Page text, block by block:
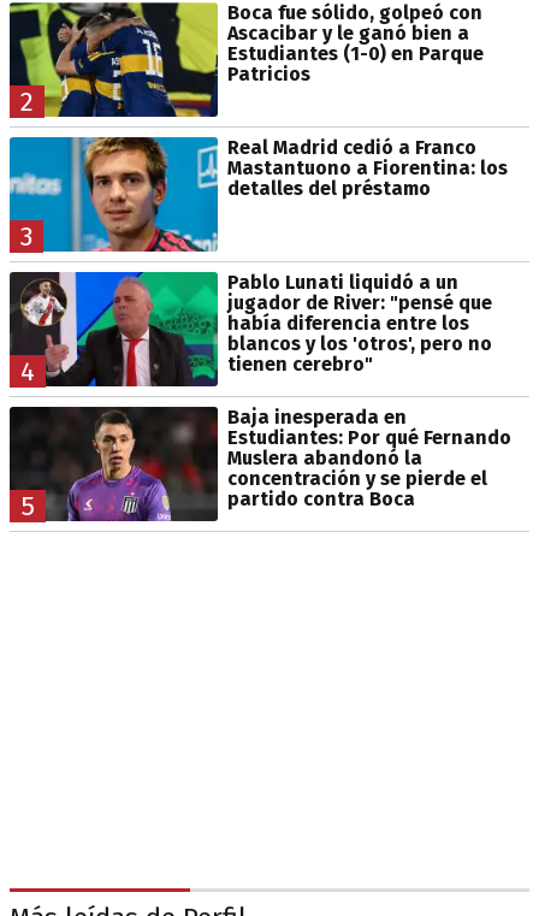
2
Boca fue sólido, golpeó con
Ascacibar y le ganó bien a
Estudiantes (1-0) en Parque
Patricios
3
Real Madrid cedió a Franco
Mastantuono a Fiorentina: los
detalles del préstamo
4
Pablo Lunati liquidó a un
jugador de River: "pensé que
había diferencia entre los
blancos y los 'otros', pero no
tienen cerebro"
5
Baja inesperada en
Estudiantes: Por qué Fernando
Muslera abandonó la
concentración y se pierde el
partido contra Boca